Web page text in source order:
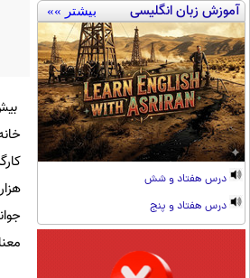
آموزش زبان انگلیسی بیشتر »»
درس هفتاد و شش
درس هفتاد و پنج